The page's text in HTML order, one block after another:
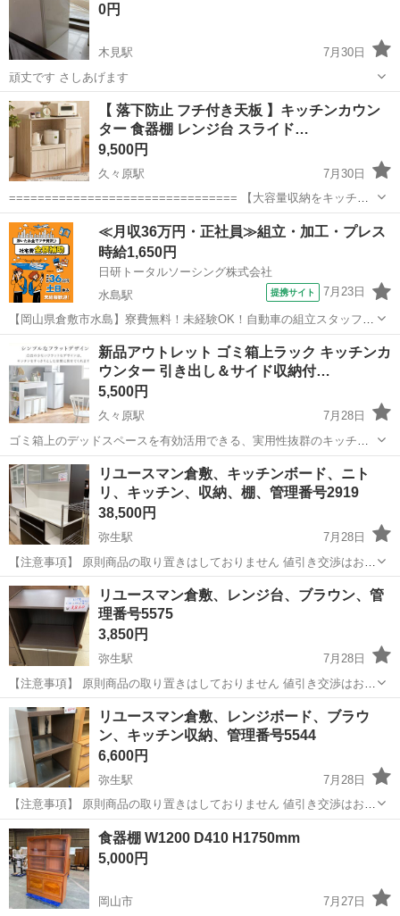
0円
木見駅
7月30日
頑丈です さしあげます
岡山 倉敷市 木見駅 収納家具
【 落下防止 フチ付き天板 】キッチンカウン
ター 食器棚 レンジ台 スライド…
9,500円
久々原駅
7月30日
================================ 【大容量収納をキッチン
に】コンパクトだけど多機能な収納が備わっており、 食器・調理器
具・レンジ・炊飯器・ケルト・鍋などのキッチン用品から、調味料や
食...
岡山 岡山市 久々原駅 収納家具
≪月収36万円・正社員≫組立・加工・プレス
時給1,650円
日研トータルソーシング株式会社
水島駅
提携サイト 7月23日
【岡山県倉敷市水島】寮費無料！未経験OK！自動車の組立スタッフ
《お仕事No.NS0089》 お仕事について 車の組立作業です。専用レール
に乗って流れてくる車の骨組みに、車内外の各部品・ハンドル・足回
り・ドア・シートなどの各...
倉敷市 水島駅 その他
新品アウトレット ゴミ箱上ラック キッチンカ
ウンター 引き出し＆サイド収納付…
5,500円
久々原駅
7月28日
ゴミ箱上のデッドスペースを有効活用できる、実用性抜群のキッチン
カウンターです。 下部にはゴミ箱がすっぽり収まり、スッキリとした
キッチン空間を作れます。 全国一律 送料無料！ 新品アウトレット
ゴミ箱上ラック キ...
岡山 岡山市 収納家具
リユースマン倉敷、キッチンボード、ニト
リ、キッチン、収納、棚、管理番号2919
38,500円
弥生駅
7月28日
【注意事項】 原則商品の取り置きはしておりません 値引き交渉はお受
けできません 購入のタイミングが重なった場合は店頭販売を優先させ
て頂きます m(_ _)m 上記問合せ、またはテンプレートでのご質問には
お返事しておりま...
岡山 倉敷市 収納家具
リユースマン倉敷、レンジ台、ブラウン、管
理番号5575
3,850円
弥生駅
7月28日
【注意事項】 原則商品の取り置きはしておりません 値引き交渉はお受
けできません 購入のタイミングが重なった場合は店頭販売を優先させ
て頂きます m(_ _)m 上記問合せ、またはテンプレートでのご質問には
お返事しておりま...
岡山 倉敷市 収納家具
リユースマン倉敷、レンジボード、ブラウ
ン、キッチン収納、管理番号5544
6,600円
弥生駅
7月28日
【注意事項】 原則商品の取り置きはしておりません 値引き交渉はお受
けできません 購入のタイミングが重なった場合は店頭販売を優先させ
て頂きます m(_ _)m 上記問合せ、またはテンプレートでのご質問には
お返事しておりま...
岡山 倉敷市 弥生駅
食器棚 W1200 D410 H1750mm
5,000円
岡山市 7月27日